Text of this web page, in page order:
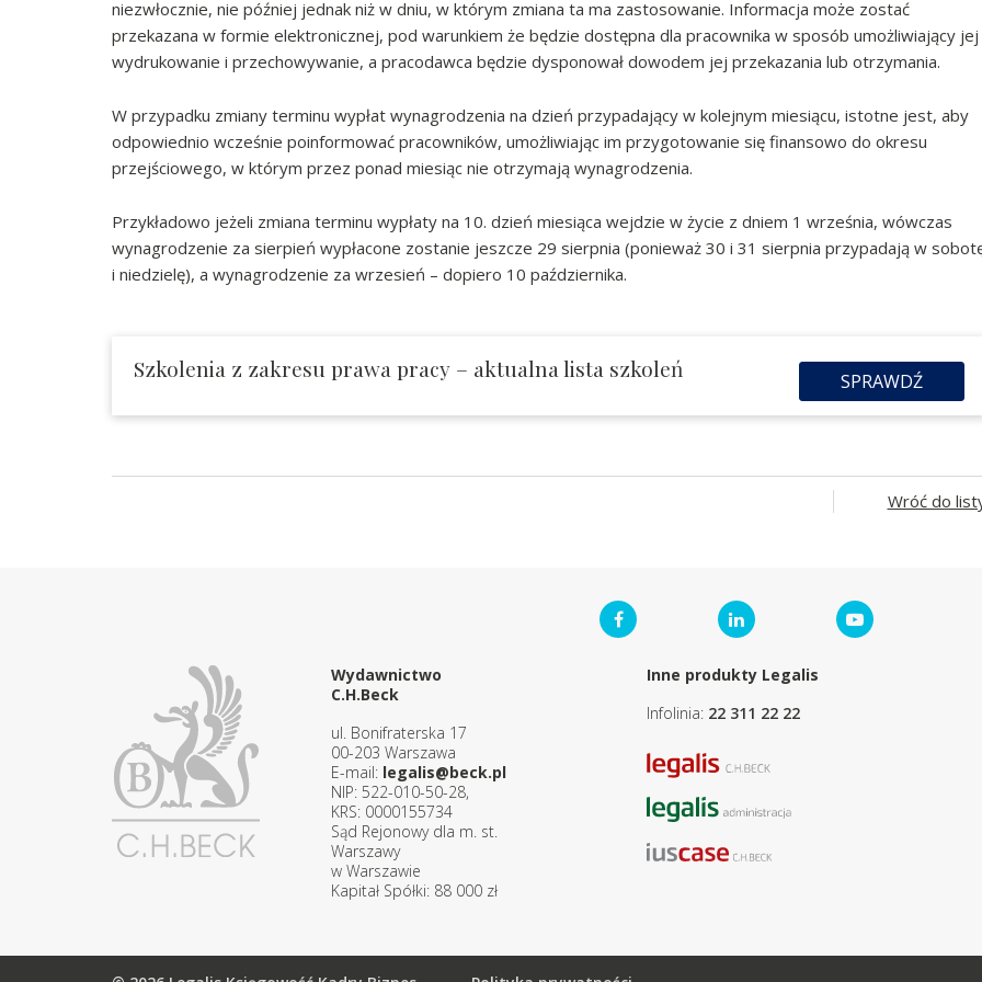
niezwłocznie, nie później jednak niż w dniu, w którym zmiana ta ma zastosowanie. Informacja może zostać
przekazana w formie elektronicznej, pod warunkiem że będzie dostępna dla pracownika w sposób umożliwiający jej
wydrukowanie i przechowywanie, a pracodawca będzie dysponował dowodem jej przekazania lub otrzymania.
W przypadku zmiany terminu wypłat wynagrodzenia na dzień przypadający w kolejnym miesiącu, istotne jest, aby
odpowiednio wcześnie poinformować pracowników, umożliwiając im przygotowanie się finansowo do okresu
przejściowego, w którym przez ponad miesiąc nie otrzymają wynagrodzenia.
Przykładowo jeżeli zmiana terminu wypłaty na 10. dzień miesiąca wejdzie w życie z dniem 1 września, wówczas
wynagrodzenie za sierpień wypłacone zostanie jeszcze 29 sierpnia (ponieważ 30 i 31 sierpnia przypadają w
i niedzielę), a wynagrodzenie za wrzesień – dopiero 10 października.
Szkolenia z zakresu prawa pracy – aktualna lista szkoleń SPRAWDŹ
Wróć do
Wydawnictwo
C.H.Beck
ul. Bonifraterska 17
00-203 Warszawa
E-mail: legalis@beck.pl
NIP: 522-010-50-28,
KRS: 0000155734
Sąd Rejonowy dla m. st.
Warszawy
w Warszawie
Kapitał Spółki: 88 000 zł
Inne produkty Legalis
Infolinia: 22 311 22 22